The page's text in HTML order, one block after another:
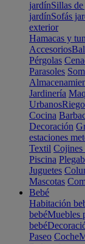
jardínSillas
jardínSofás
exterior
Hamacas y
Accesorios
Pérgolas
Parasoles
Jardinería
UrbanosRiego
Cocina
Decoración
estaciones
Textil Cojines
Piscina
Juguetes
Mascotas
Bebé
Habitación
bebéMuebles
bebé
Paseo Coche